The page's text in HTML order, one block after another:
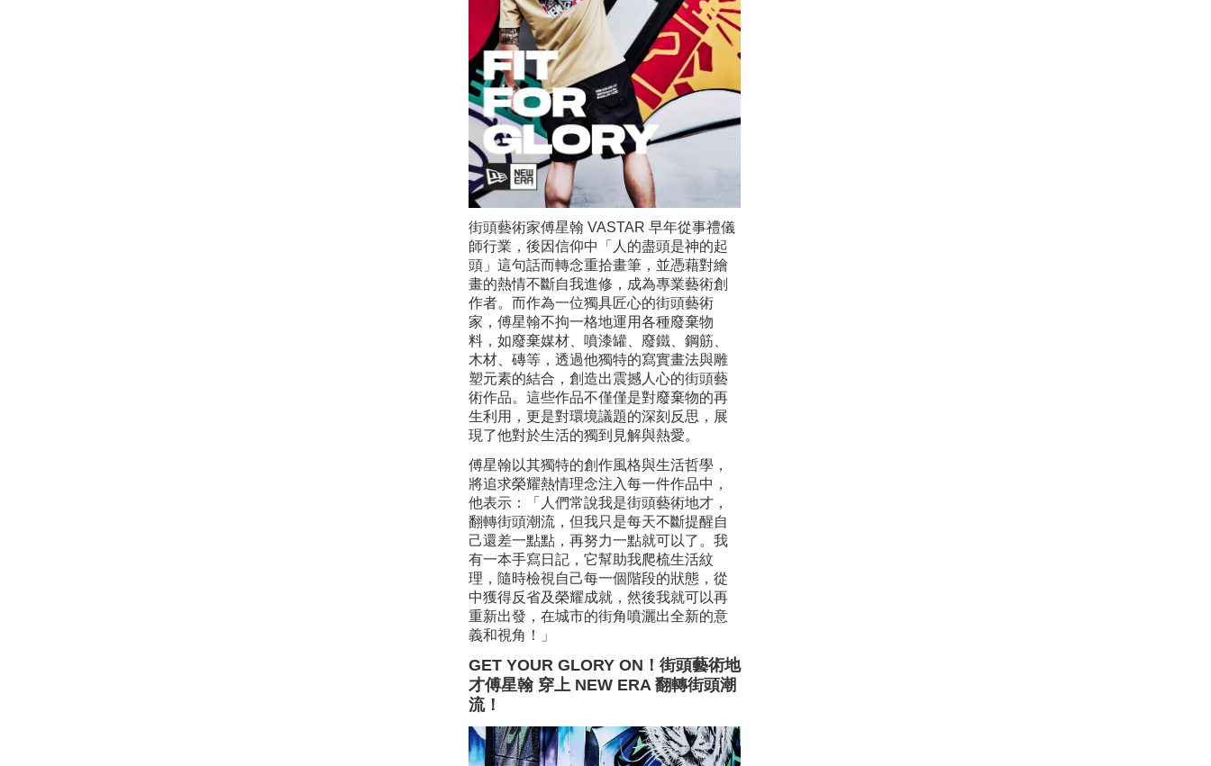
街頭藝術家傅星翰 VASTAR 早年從事禮儀
師行業，後因信仰中「人的盡頭是神的起
頭」這句話而轉念重拾畫筆，並憑藉對繪
畫的熱情不斷自我進修，成為專業藝術創
作者。而作為一位獨具匠心的街頭藝術
家，傅星翰不拘一格地運用各種廢棄物
料，如廢棄媒材、噴漆罐、廢鐵、鋼筋、
木材、磚等，透過他獨特的寫實畫法與雕
塑元素的結合，創造出震撼人心的街頭藝
術作品。這些作品不僅僅是對廢棄物的再
生利用，更是對環境議題的深刻反思，展
現了他對於生活的獨到見解與熱愛。
傅星翰以其獨特的創作風格與生活哲學，
將追求榮耀熱情理念注入每一件作品中，
他表示：「人們常說我是街頭藝術地才，
翻轉街頭潮流，但我只是每天不斷提醒自
己還差一點點，再努力一點就可以了。我
有一本手寫日記，它幫助我爬梳生活紋
理，隨時檢視自己每一個階段的狀態，從
中獲得反省及榮耀成就，然後我就可以再
重新出發，在城市的街角噴灑出全新的意
義和視角！」
GET YOUR GLORY ON！街頭藝術地
才傅星翰 穿上 NEW ERA 翻轉街頭潮
流！